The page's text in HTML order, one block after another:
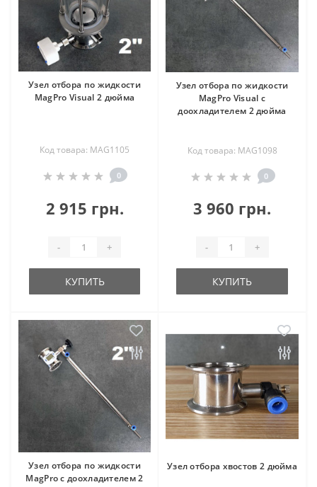
Узел отбора по жидкости
MagPro Visual 2 дюйма
Код товара: MAG1105
0
2 915 грн.
- +
КУПИТЬ
Узел отбора по жидкости
MagPro Visual с
доохладителем 2 дюйма
Код товара: MAG1098
0
3 960 грн.
- +
КУПИТЬ
Узел отбора по жидкости
MagPro с доохладителем 2
Узел отбора хвостов 2 дюйма